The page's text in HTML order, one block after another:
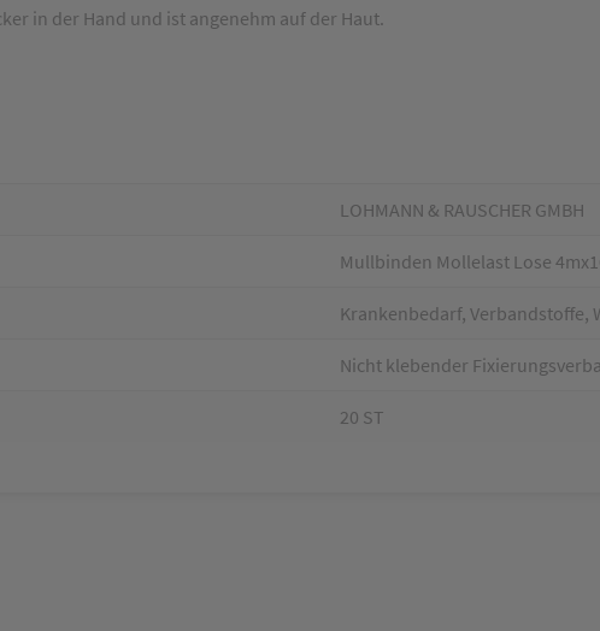
in der Hand und ist angenehm auf der Haut.
LOHMANN & RAUSCHER GMBH
Mullbinden Mollelast Lose
Krankenbedarf,
Nicht klebender
20 ST